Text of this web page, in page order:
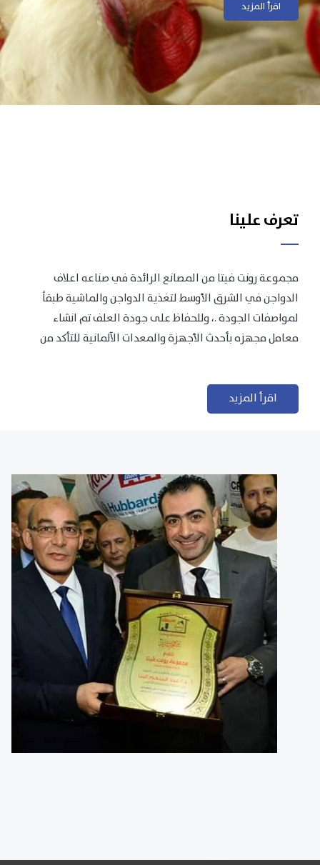
اقرأ المزيداقرأ المزيد
تعرف علينا
مجموعة رونت فيتا من المصانع الرائدة في صناعه اعلاف
الدواجن في الشرق الأوسط لتغذية الدواجن والماشية طبقاً
لمواصفات الجودة .، وللحفاظ على جودة العلف تم انشاء
معامل مجهزه بأحدث الأجهزة والمعدات الآلمانية للتأكد من
اقرأ المزيد